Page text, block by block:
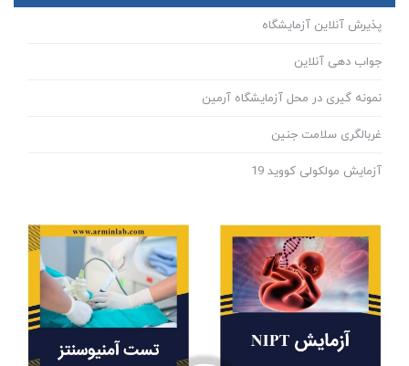
پذیرش آنلاین آزمایشگاه
جواب دهی آنلاین
نمونه گیری در محل آزمایشگاه آرمین
غربالگری سلامت جنین
آزمایش مولکولی کووید 19